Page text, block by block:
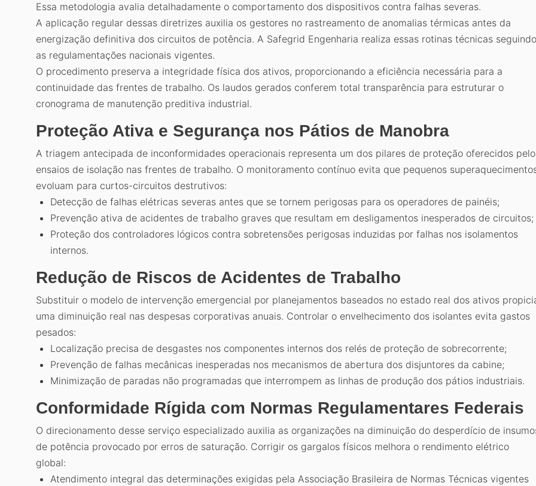
Essa metodologia avalia detalhadamente o comportamento dos dispositivos contra falhas severas.
A aplicação regular dessas diretrizes auxilia os gestores no rastreamento de anomalias térmicas antes da
energização definitiva dos circuitos de potência. A Safegrid Engenharia realiza essas rotinas técnicas seguindo
as regulamentações nacionais vigentes.
O procedimento preserva a integridade física dos ativos, proporcionando a eficiência necessária para a
continuidade das frentes de trabalho. Os laudos gerados conferem total transparência para estruturar o
cronograma de manutenção preditiva industrial.
Proteção Ativa e Segurança nos Pátios de Manobra
A triagem antecipada de inconformidades operacionais representa um dos pilares de proteção oferecidos
ensaios de isolação nas frentes de trabalho. O monitoramento contínuo evita que pequenos
evoluam para curtos-circuitos destrutivos:
Detecção de falhas elétricas severas antes que se tornem perigosas para os operadores de painéis;
Prevenção ativa de acidentes de trabalho graves que resultam em desligamentos inesperados de circuitos;
Proteção dos controladores lógicos contra sobretensões perigosas induzidas por falhas nos isolamentos
internos.
Redução de Riscos de Acidentes de Trabalho
Substituir o modelo de intervenção emergencial por planejamentos baseados no estado real dos ativos
uma diminuição real nas despesas corporativas anuais. Controlar o envelhecimento dos isolantes evita gastos
pesados:
Localização precisa de desgastes nos componentes internos dos relés de proteção de sobrecorrente;
Prevenção de falhas mecânicas inesperadas nos mecanismos de abertura dos disjuntores da cabine;
Minimização de paradas não programadas que interrompem as linhas de produção dos pátios industriais.
Conformidade Rígida com Normas Regulamentares Federais
O direcionamento desse serviço especializado auxilia as organizações na diminuição do desperdício de
de potência provocado por erros de saturação. Corrigir os gargalos físicos melhora o rendimento elétrico
global:
Atendimento integral das determinações exigidas pela Associação Brasileira de Normas Técnicas vigentes